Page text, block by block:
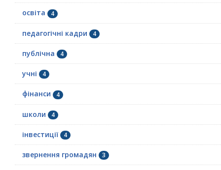
освіта 4
педагогічні кадри 4
публічна 4
учні 4
фінанси 4
школи 4
інвестиції 4
звернення громадян 3